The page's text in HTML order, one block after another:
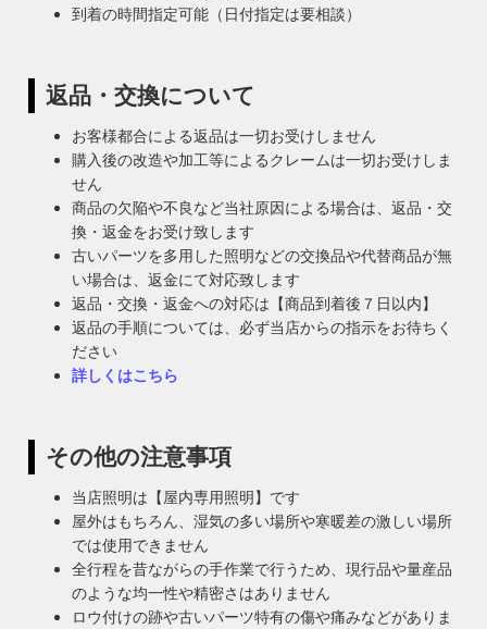
到着の時間指定可能（日付指定は要相談）
返品・交換について
お客様都合による返品は一切お受けしません
購入後の改造や加工等によるクレームは一切お受けしま
せん
商品の欠陥や不良など当社原因による場合は、返品・交
換・返金をお受け致します
古いパーツを多用した照明などの交換品や代替商品が無
い場合は、返金にて対応致します
返品・交換・返金への対応は【商品到着後７日以内】
返品の手順については、必ず当店からの指示をお待ちく
ださい
詳しくはこちら
その他の注意事項
当店照明は【屋内専用照明】です
屋外はもちろん、湿気の多い場所や寒暖差の激しい場所
では使用できません
全行程を昔ながらの手作業で行うため、現行品や量産品
のような均一性や精密さはありません
ロウ付けの跡や古いパーツ特有の傷や痛みなどがありま